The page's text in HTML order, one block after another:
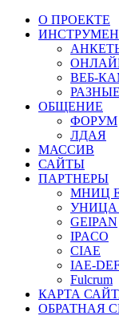
О ПРОЕКТЕ
ВЕБ-
ОБЩЕНИЕ
ФОРУМ
ЛДАЯ
МАССИВ
САЙТЫ
ПАРТНЕРЫ
МНИЦ
УНИЦА
GEIPAN
IPACO
CIAE
IAE-
Fulcrum
КАРТА
ОБРАТНАЯ